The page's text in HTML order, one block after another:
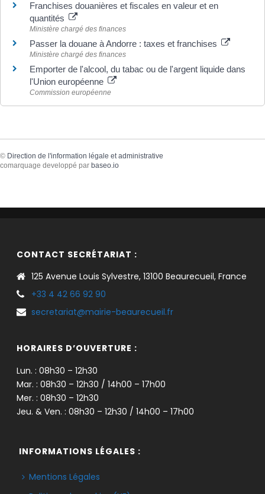
Franchises douanières et fiscales en valeur et en
quantités
Ministère chargé des finances
Passer la douane à Andorre : taxes et franchises
Ministère chargé des finances
Emporter de l'alcool, du tabac ou de l'argent liquide dans
l'Union européenne
Commission européenne
© Direction de l'information légale et administrative
comarquage developpé par baseo.io
CONTACT SECRÉTARIAT :
125 Avenue Louis Sylvestre, 13100 Beaurecueil, France
+33 4 42 66 92 90
secretariat@mairie-beaurecueil.fr
HORAIRES D’OUVERTURE :
Lun. : 08h30 – 12h30
Mar. : 08h30 – 12h30 / 14h00 – 17h00
Mer. : 08h30 – 12h30
Jeu. & Ven. : 08h30 – 12h30 / 14h00 – 17h00
INFORMATIONS LÉGALES :
Mentions Légales